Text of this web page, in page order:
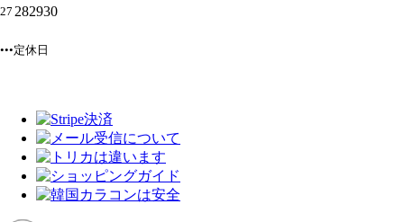
27 282930
•••定休日